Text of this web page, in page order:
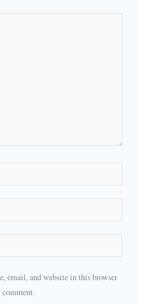
email, and website in this browser